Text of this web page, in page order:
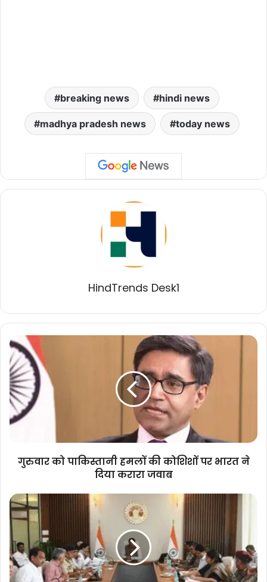
breaking news hindi news
madhya pradesh news today news
HindTrends Desk1
गुरुवार
को
पाकिस्तानी
हमलों
की
कोशिशों
पर
भारत
करारा
गुरुवार को पाकिस्तानी हमलों की कोशिशों पर भारत ने
दिया करारा जवाब
नागरिक
सुरक्षा
सरकार
सर्वोच्च
प्राथमिकता
: